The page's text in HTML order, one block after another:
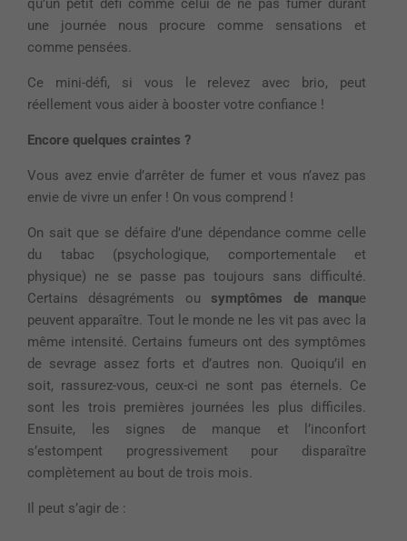
qu’un petit défi comme celui de ne pas fumer durant
une journée nous procure comme sensations et
comme pensées.
Ce mini-défi, si vous le relevez avec brio, peut
réellement vous aider à booster votre confiance !
Encore quelques craintes ?
Vous avez envie d’arrêter de fumer et vous n’avez pas
envie de vivre un enfer ! On vous comprend !
On sait que se défaire d’une dépendance comme celle
du tabac (psychologique, comportementale et
physique) ne se passe pas toujours sans difficulté.
Certains désagréments ou symptômes de manque
peuvent apparaître. Tout le monde ne les vit pas avec la
même intensité. Certains fumeurs ont des symptômes
de sevrage assez forts et d’autres non. Quoiqu’il en
soit, rassurez-vous, ceux-ci ne sont pas éternels. Ce
sont les trois premières journées les plus difficiles.
Ensuite, les signes de manque et l’inconfort
s’estompent progressivement pour disparaître
complètement au bout de trois mois.
Il peut s’agir de :